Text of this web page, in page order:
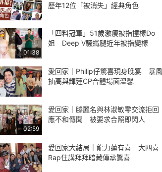
歷年12位「被消失」經典角色
01:38
「四料冠軍」51歲激瘦被指撞樣Do
姐 Deep V騷纖腿近年被指變樣
愛回家｜Philip仔驚喜現身晚宴 暴風
抽高與輝蓮CP合體場面溫馨
02:59
愛回家｜滕麗名與林淑敏零交流拒回
應不和傳聞 被要求合照即閃人
愛回家大結局｜龍力蓮有喜 大四喜
Rap住講拜拜暗藏傳承驚喜